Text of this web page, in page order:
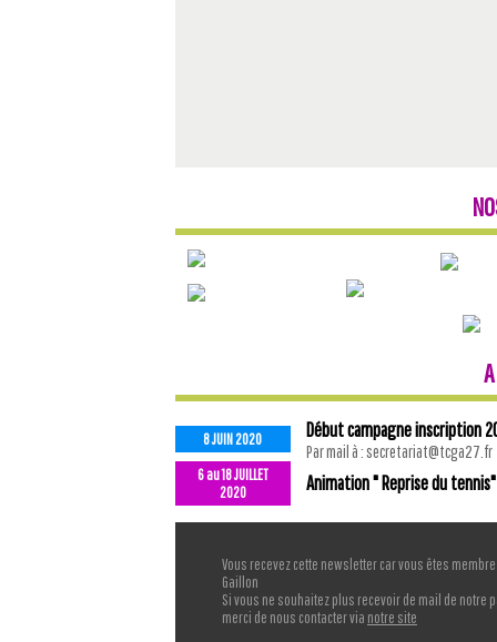
8 JUIN 2020 Début campagne inscription
Par mail à : secretariat@tcga27.fr
6 au 18 JUILLET
2020
Animation " Reprise du
Vous recevez cette newsletter car vous êtes membre
Gaillon
Si vous ne souhaitez plus recevoir de mail de notre
merci de nous contacter via notre site